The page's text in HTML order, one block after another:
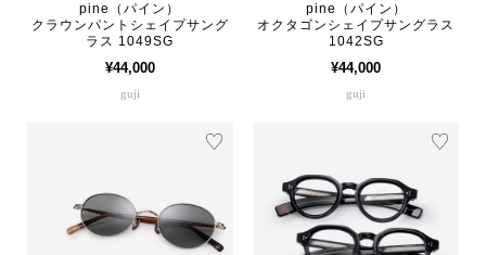
pine（パイン）
クラウンパントシェイプサング
ラス 1049SG
¥44,000
guji
pine（パイン）
オクタゴンシェイプサングラス
1042SG
¥44,000
guji